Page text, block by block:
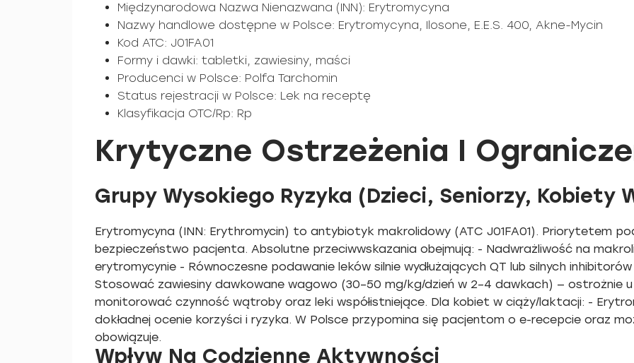
Międzynarodowa Nazwa Nienazwana (INN): Erytromycyna
Nazwy handlowe dostępne w Polsce: Erytromycyna, Ilosone, E.E.S. 400, Akne-Mycin
Kod ATC: J01FA01
Formy i dawki: tabletki, zawiesiny, maści
Producenci w Polsce: Polfa Tarchomin
Status rejestracji w Polsce: Lek na receptę
Klasyfikacja OTC/Rp: Rp
Krytyczne Ostrzeżenia I
Grupy Wysokiego Ryzyka (Dzieci, Seniorzy, Kobiety
Erytromycyna (INN: Erythromycin) to antybiotyk makrolidowy (ATC J01FA01). Priorytetem
bezpieczeństwo pacjenta. Absolutne przeciwwskazania obejmują: - Nadwrażliwość na
erytromycynie - Równoczesne podawanie leków silnie wydłużających QT lub silnych
Stosować zawiesiny dawkowane wagowo (30–50 mg/kg/dzień w 2–4 dawkach) — ostrożnie
monitorować czynność wątroby oraz leki współistniejące. Dla kobiet w ciąży/laktacji: -
dokładnej ocenie korzyści i ryzyka. W Polsce przypomina się pacjentom o e-recepcie oraz
obowiązuje.
Wpływ Na Codzienne Aktywności